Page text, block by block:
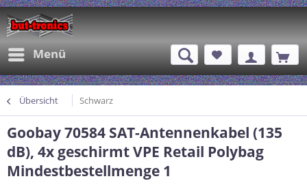
Menü
Übersicht Schwarz
Goobay 70584 SAT-Antennenkabel (135
dB), 4x geschirmt VPE Retail Polybag
Mindestbestellmenge 1